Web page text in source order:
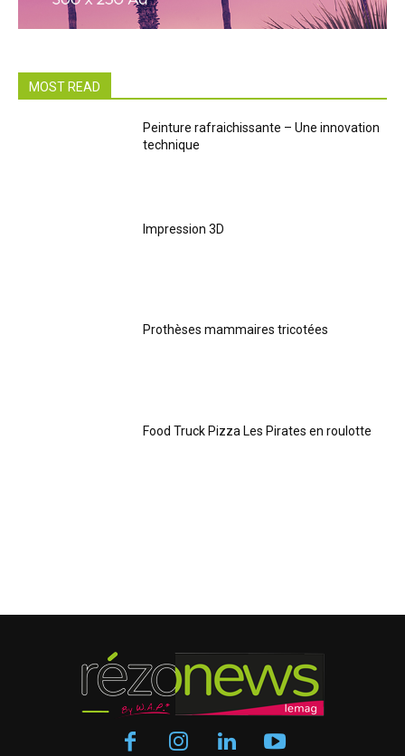
MOST READ
Peinture rafraichissante – Une innovation
technique
Impression 3D
Prothèses mammaires tricotées
Food Truck Pizza Les Pirates en roulotte